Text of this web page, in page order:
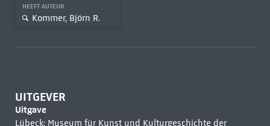
HEEFT AUTEUR
Kommer, Björn R.
UITGEVER
Uitgave
Lübeck: Museum für Kunst und Kulturgeschichte der